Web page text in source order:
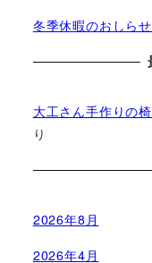
冬季休暇のおしらせ
大工さん手作りの椅
り
2026年8月
2026年4月